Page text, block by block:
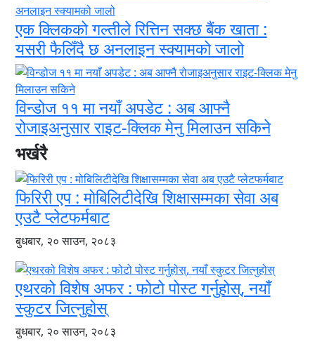
एक क्लिकको गल्तीले रित्तिन सक्छ बैंक खाता :
यसरी फैलिँदै छ अनलाइन स्क्यामको जालो
विन्डोज ११ मा नयाँ अपडेट : अब आफ्नै
रोजाइअनुसार राइट-क्लिक मेनु मिलाउन सकिने
भर्खरै
फिरिरी एप : मोबिलिटीदेखि शिक्षासम्मका सेवा अब
एउटै प्लेटफर्मबाट
बुधबार, २० साउन, २०८३
एथरको विशेष अफर : फोटो पोस्ट गर्नुहोस्, नयाँ
स्कुटर जित्नुहोस्
बुधबार, २० साउन, २०८३